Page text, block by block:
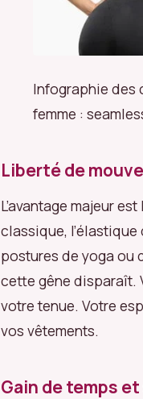
Infographie des
femme :
Liberté de
L’avantage majeur
classique,
postures de yoga ou
cette gêne disparaît.
votre tenue. Votre
vos vêtements.
Gain de temps